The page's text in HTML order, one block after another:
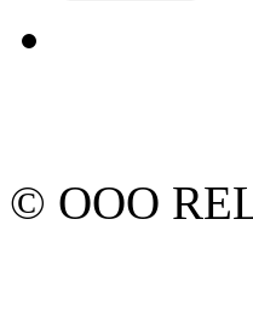
© ООО